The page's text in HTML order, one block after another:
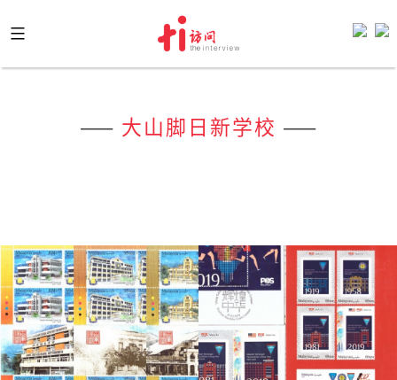
to
content
—— 大山脚日新学校 ——